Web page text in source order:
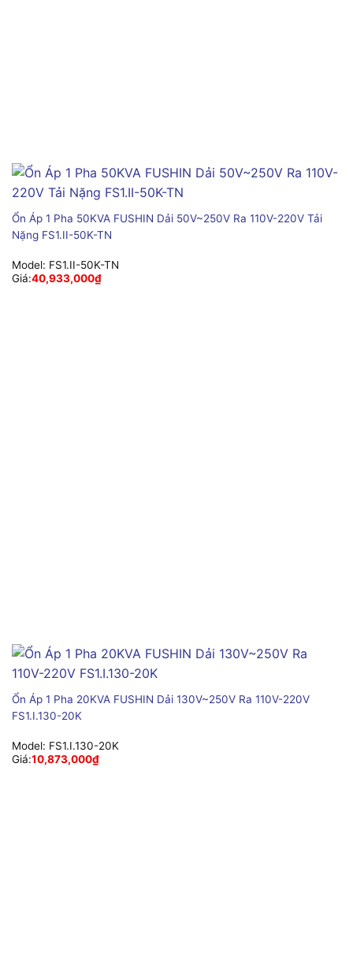
Ổn Áp 1 Pha 50KVA FUSHIN Dải 50V~250V Ra 110V-220V Tải
Nặng FS1.II-50K-TN
Model: FS1.II-50K-TN
Giá:40,933,000₫
Ổn Áp 1 Pha 20KVA FUSHIN Dải 130V~250V Ra 110V-220V
FS1.I.130-20K
Model: FS1.I.130-20K
Giá:10,873,000₫